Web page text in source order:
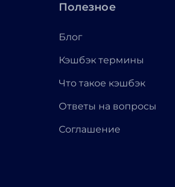
Полезное
Блог
Кэшбэк термины
Что такое кэшбэк
Ответы на вопросы
Соглашение